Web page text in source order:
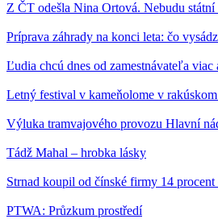
Z ČT odešla Nina Ortová. Nebudu státní
Príprava záhrady na konci leta: čo
Ľudia chcú dnes od zamestnávateľa
Letný festival v kameňolome v
Výluka tramvajového provozu Hlavní
Tádž Mahal – hrobka lásky
Strnad koupil od čínské firmy 14 procent
PTWA: Průzkum prostředí